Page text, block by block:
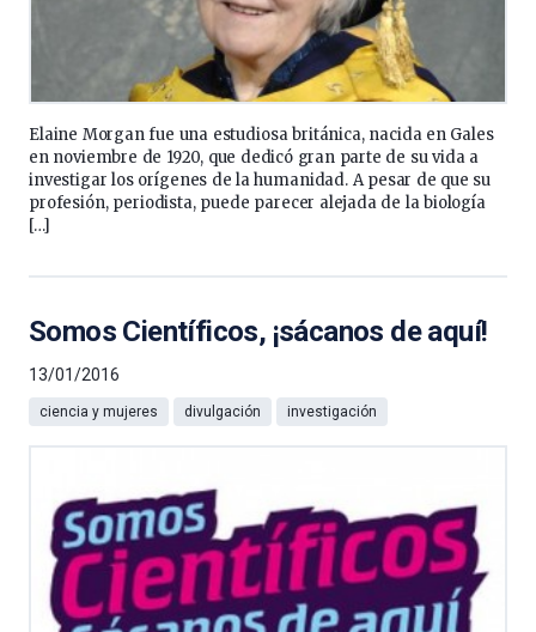
Elaine Morgan fue una estudiosa británica, nacida en Gales
en noviembre de 1920, que dedicó gran parte de su vida a
investigar los orígenes de la humanidad. A pesar de que su
profesión, periodista, puede parecer alejada de la biología
[…]
Somos Científicos, ¡sácanos de aquí!
13/01/2016
ciencia y mujeres divulgación investigación